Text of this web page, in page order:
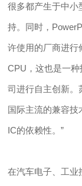
很多都产生于中小
持。同时，
许使用的厂商进行
CPU，这也是一
司进行自主创新。
国际主流的兼容
IC的依赖性。”
在汽车电子、工业